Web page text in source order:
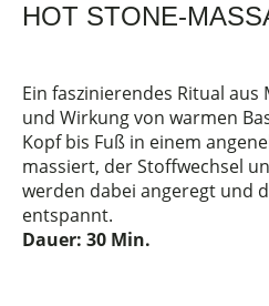
HOT STONE-
Ein faszinierendes Ritual aus
und Wirkung von warmen
Kopf bis Fuß in einem
massiert, der Stoffwechsel
werden dabei angeregt und
entspannt.
Dauer: 30Min.